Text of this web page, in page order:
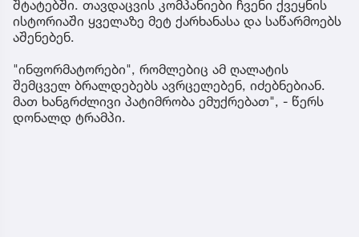
შტატებში. თავდაცვის კომპანიები ჩვენი ქვეყნის
ისტორიაში ყველაზე მეტ ქარხანასა და საწარმოებს
აშენებენ.
"ინფორმატორები", რომლებიც ამ ღალატის
შემცველ ბრალდებებს ავრცელებენ, იძებნებიან.
მათ ხანგრძლივი პატიმრობა ემუქრებათ", - წერს
დონალდ ტრამპი.